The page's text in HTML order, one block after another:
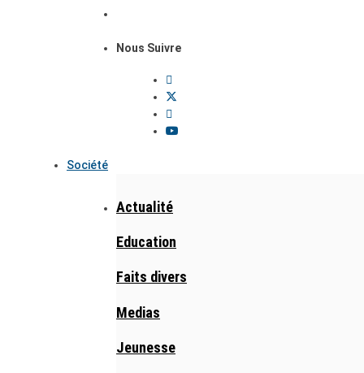
Nous Suivre
Société
Actualité
Education
Faits divers
Medias
Jeunesse